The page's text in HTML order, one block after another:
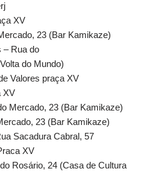
XV
23 (Bar Kamikaze)
– Rua do
do Mundo)
Valores praça XV
XV
Mercado, 23 (Bar Kamikaze)
23 (Bar Kamikaze)
Sacadura Cabral, 57
XV
Rosário, 24 (Casa de Cultura